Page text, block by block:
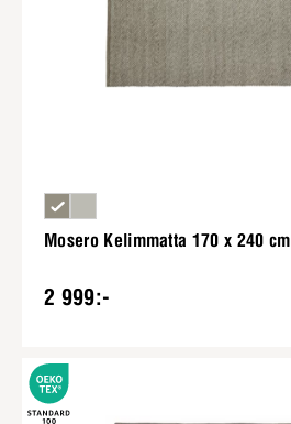
Mosero Kelimmatta 170 x 240 cm
2 999:-